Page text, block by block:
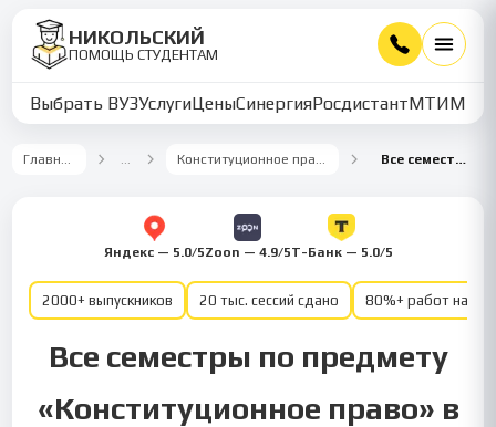
НИКОЛЬСКИЙ
ПОМОЩЬ СТУДЕНТАМ
Выбрать ВУЗУслугиЦеныСинергияРосдистантМТИММУ
Главная … Конституционное право Все семестры
Яндекс — 5.0/5Zoon — 4.9/5Т-Банк — 5.0/5
2000+ выпускников 20 тыс. сессий сдано 80%+ работ на
Все семестры по предмету
«Конституционное право» в